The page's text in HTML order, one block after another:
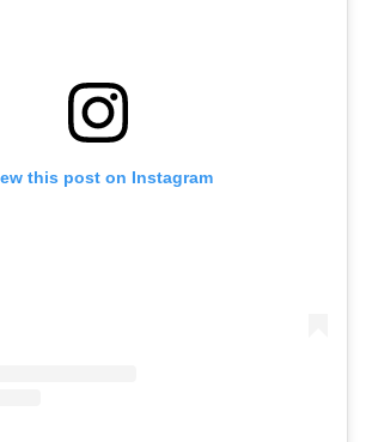
this post on Instagram